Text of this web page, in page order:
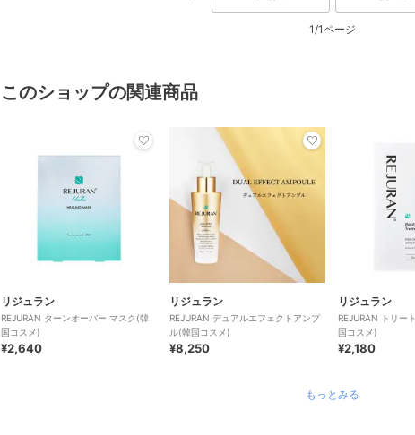
1/1ページ
このショップの関連商品
リジュラン
REJURAN ターンオーバー マスク(韓
国コスメ)
¥2,640
リジュラン
REJURAN デュアルエフェクトアンプ
ル(韓国コスメ)
¥8,250
リジュラン
REJURAN トリー
国コスメ)
¥2,180
もっとみる